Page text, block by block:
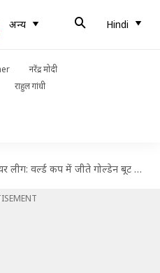
अन्य Hindi
नरेंद्र मोदी
राहुल गांधी
वर्ल्ड कप में जीते गोल्डेन बूट से मुझे प्रेरणा मिल रही है- केन